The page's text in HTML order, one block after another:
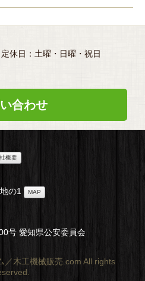
休日：土曜・日曜・祝日
合わせ
概要
の1
MAP
号 愛知県公安委員会
／木工機械販売.com All rights